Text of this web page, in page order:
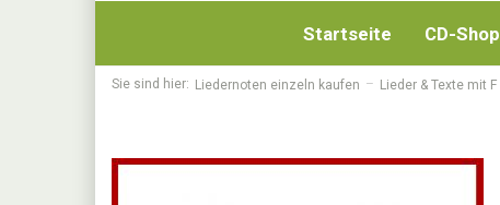
Startseite CD-Shop
Sie sind hier: Liedernoten einzeln kaufen Lieder & Texte mit F